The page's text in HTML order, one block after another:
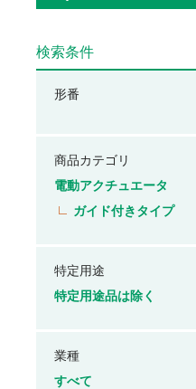
検索条件
形番
商品カテゴリ
電動アクチュエータ
ガイド付きタイプ
特定用途
特定用途品は除く
業種
すべて